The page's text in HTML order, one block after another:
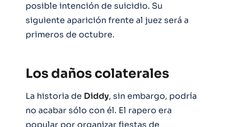
posible intención de suicidio. Su
siguiente aparición frente al juez será a
primeros de octubre.
Los daños colaterales
La historia de Diddy, sin embargo, podría
no acabar sólo con él. El rapero era